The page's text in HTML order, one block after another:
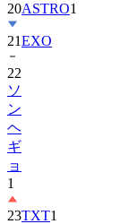
20ASTRO1
21EXO
22
ソ
ン
ヘ
ギ
ョ
1
23TXT1